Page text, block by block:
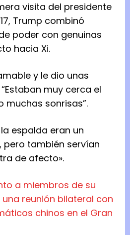
visita del presidente
Trump combinó
poder con genuinas
hacia Xi.
y le dio unas
muy cerca el
muchas sonrisas”.
espalda eran un
pero también servían
de afecto».